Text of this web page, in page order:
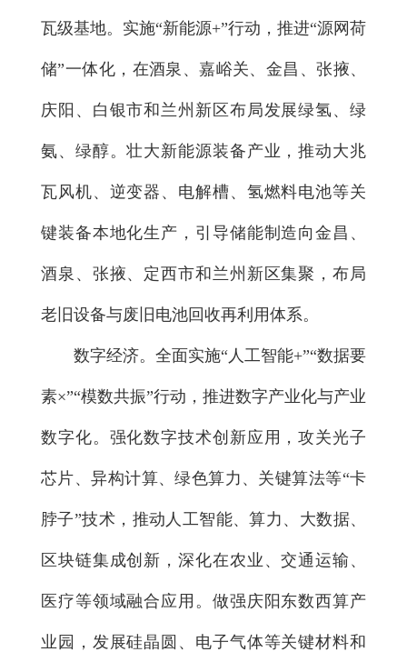
瓦级基地。实施“新能源+”行动，推进“源网荷
储”一体化，在酒泉、嘉峪关、金昌、张掖、
庆阳、白银市和兰州新区布局发展绿氢、绿
氨、绿醇。壮大新能源装备产业，推动大兆
瓦风机、逆变器、电解槽、氢燃料电池等关
键装备本地化生产，引导储能制造向金昌、
酒泉、张掖、定西市和兰州新区集聚，布局
老旧设备与废旧电池回收再利用体系。
数字经济。全面实施“人工智能+”“数据要
素×”“模数共振”行动，推进数字产业化与产业
数字化。强化数字技术创新应用，攻关光子
芯片、异构计算、绿色算力、关键算法等“卡
脖子”技术，推动人工智能、算力、大数据、
区块链集成创新，深化在农业、交通运输、
医疗等领域融合应用。做强庆阳东数西算产
业园，发展硅晶圆、电子气体等关键材料和